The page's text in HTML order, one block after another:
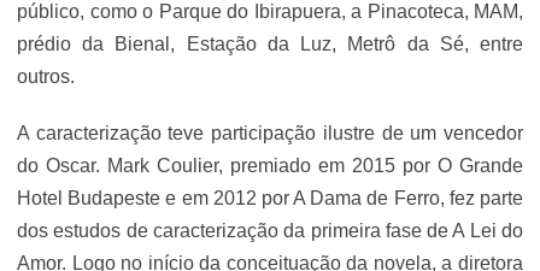
público, como o Parque do Ibirapuera, a Pinacoteca, MAM,
prédio da Bienal, Estação da Luz, Metrô da Sé, entre
outros.
A caracterização teve participação ilustre de um vencedor
do Oscar. Mark Coulier, premiado em 2015 por O Grande
Hotel Budapeste e em 2012 por A Dama de Ferro, fez parte
dos estudos de caracterização da primeira fase de A Lei do
Amor. Logo no início da conceituação da novela, a diretora